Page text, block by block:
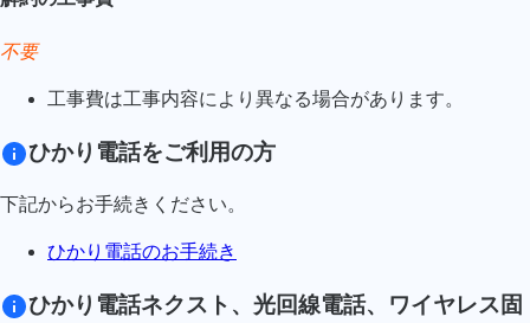
不要
工事費は工事内容により異なる場合があります。
ひかり電話をご利用の方
下記からお手続きください。
ひかり電話のお手続き
ひかり電話ネクスト、光回線電話、ワイヤレス固